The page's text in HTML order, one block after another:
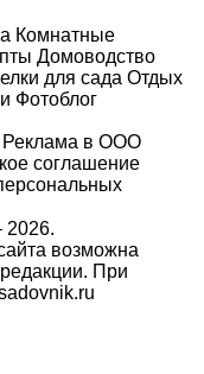
Комнатные
Домоводство
для сада Отдых
Фотоблог
Реклама в ООО
соглашение
2026.
возможна
При